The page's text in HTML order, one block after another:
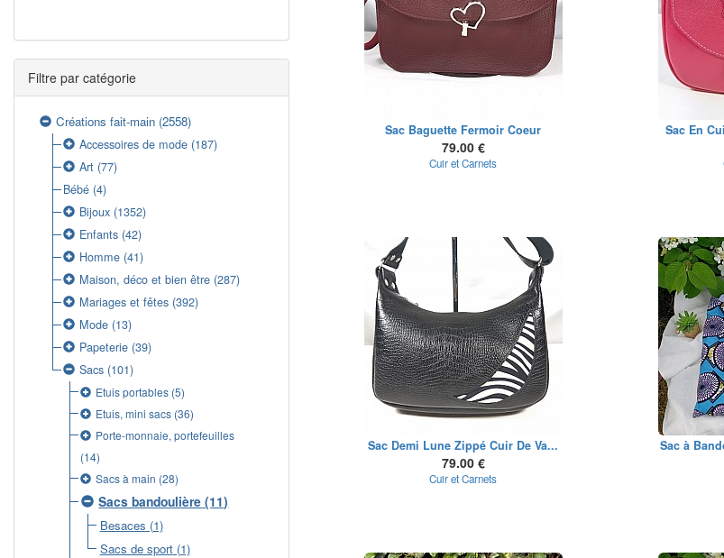
Filtre par catégorie
Créations fait-main (2558)
Accessoires de mode (187)
Art (77)
Bébé (4)
Bijoux (1352)
Enfants (42)
Homme (41)
Maison, déco et bien être (287)
Mariages et fêtes (392)
Mode (13)
Papeterie (39)
Sacs (101)
Etuis portables(5)
Etuis, mini sacs(36)
Porte-monnaie, portefeuilles
(14)
Sacs à main (28)
Sacs bandoulière (11)
Besaces (1)
Sacs de sport(1)
Sac Baguette Fermoir Coeur
79.00 €
Cuir et Carnets
Sac En
Sac Demi Lune Zippé Cuir De Va...
79.00 €
Cuir et Carnets
Sac à